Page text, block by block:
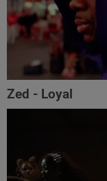
Zed - Loyal